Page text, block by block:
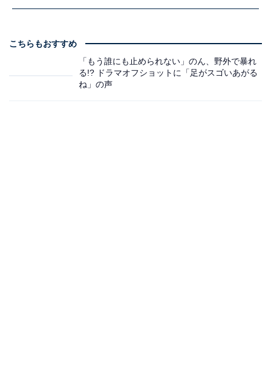
こちらもおすすめ
「もう誰にも止められない」のん、野外で暴れ
る!? ドラマオフショットに「足がスゴいあがる
ね」の声